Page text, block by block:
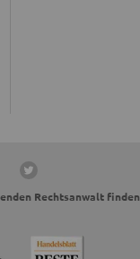
Rechtsanwalt finden